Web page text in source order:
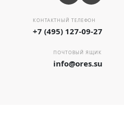
КОНТАКТНЫЙ ТЕЛЕФОН
+7 (495) 127-09-27
ПОЧТОВЫЙ ЯЩИК
info@ores.su